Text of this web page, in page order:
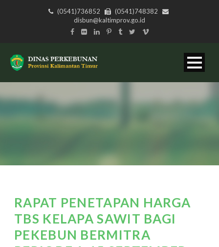
(0541)736852
(0541)748382
disbun@kaltimprov.go.id
RAPAT PENETAPAN HARGA
TBS KELAPA SAWIT BAGI
PEKEBUN BERMITRA